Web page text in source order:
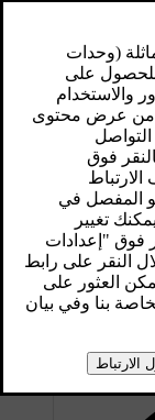
إرشادك سواءً
في استكشاف
المعلوماتية.
فإنها قد تحتوي
أخرى ذات
الفرعية للقسم
التي تقوم